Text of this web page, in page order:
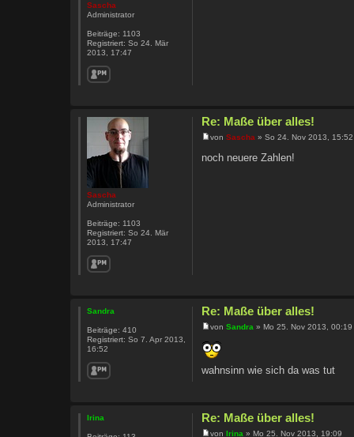
Sascha
Administrator
Beiträge: 1103
Registriert: So 24. Mär
2013, 17:47
Re: Maße über alles!
vonSascha » So 24. Nov 2013, 15:52
noch neuere Zahlen!
Sascha
Administrator
Beiträge: 1103
Registriert: So 24. Mär
2013, 17:47
Re: Maße über alles!
vonSandra » Mo 25. Nov 2013, 00:19
wahnsinn wie sich da was tut
Sandra
Beiträge: 410
Registriert: So 7. Apr 2013,
16:52
Re: Maße über alles!
vonIrina » Mo 25. Nov 2013, 19:09
Irina